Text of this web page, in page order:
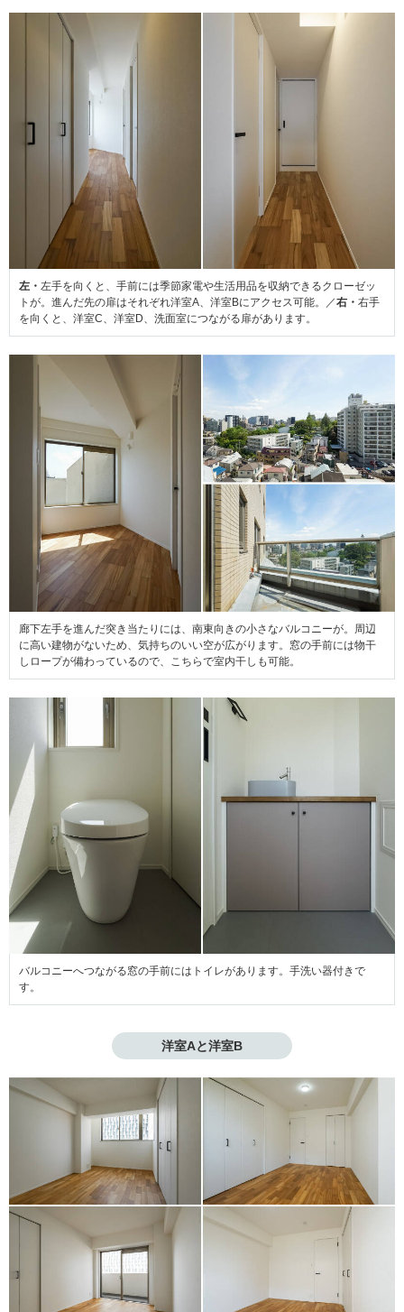
左・ 左手を向くと、手前には季節家電や生活用品を収納できるクローゼッ
トが。進んだ先の扉はそれぞれ洋室A、洋室Bにアクセス可能。／右・ 右手
を向くと、洋室C、洋室D、洗面室につながる扉があります。
廊下左手を進んだ突き当たりには、南東向きの小さなバルコニーが。周辺
に高い建物がないため、気持ちのいい空が広がります。窓の手前には物干
しロープが備わっているので、こちらで室内干しも可能。
バルコニーへつながる窓の手前にはトイレがあります。手洗い器付きで
す。
洋室Aと洋室B